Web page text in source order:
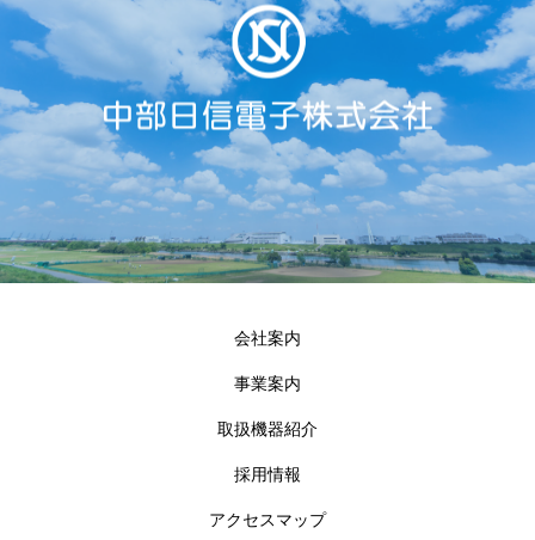
会社案内
事業案内
取扱機器紹介
採用情報
アクセスマップ